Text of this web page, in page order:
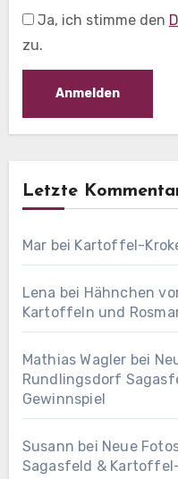
Ja, ich stimme den
zu.
Letzte
Mar bei Kartoffel-
Lena bei Hähnchen
Kartoffeln und
Mathias Wagler bei
Rundlingsdorf
Gewinnspiel
Susann bei Neue
Sagasfeld &